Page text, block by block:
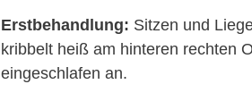
Erstbehandlung: Sitzen und
kribbelt heiß am hinteren rechten
eingeschlafen an.